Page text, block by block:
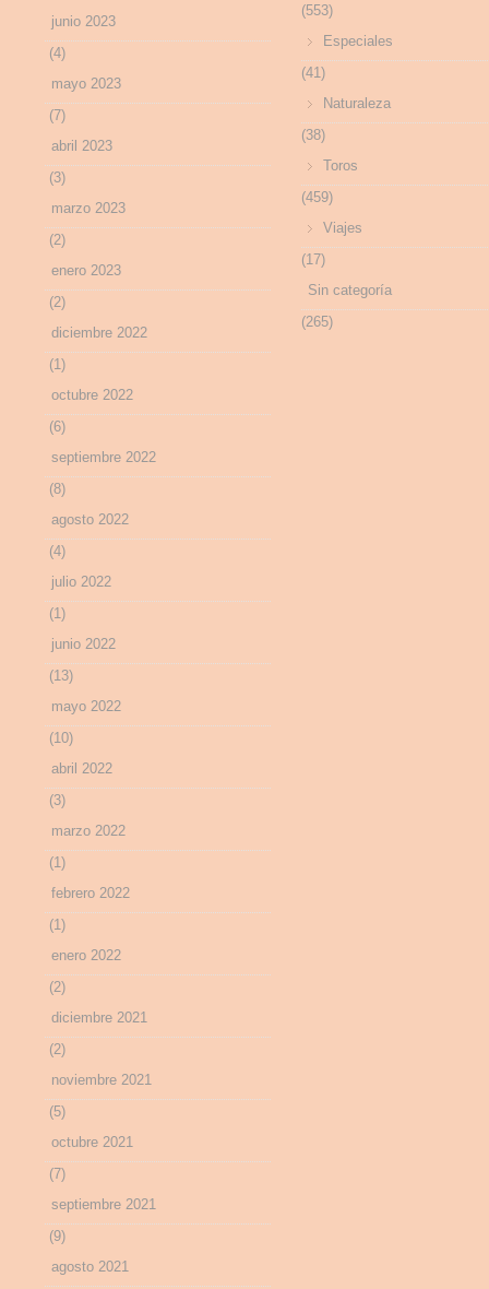
junio 2023
(4)
mayo 2023
(7)
abril 2023
(3)
marzo 2023
(2)
enero 2023
(2)
diciembre 2022
(1)
octubre 2022
(6)
septiembre 2022
(8)
agosto 2022
(4)
julio 2022
(1)
junio 2022
(13)
mayo 2022
(10)
abril 2022
(3)
marzo 2022
(1)
febrero 2022
(1)
enero 2022
(2)
diciembre 2021
(2)
noviembre 2021
(5)
octubre 2021
(7)
septiembre 2021
(9)
agosto 2021
(553)
Especiales
(41)
Naturaleza
(38)
Toros
(459)
Viajes
(17)
Sin categoría
(265)